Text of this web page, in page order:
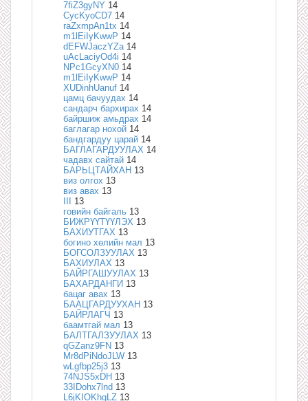
7fiZ3gyNY 14
CycKyoCD7 14
raZxmpAn1tx 14
m1lEiIyKwwP 14
dEFWJaczYZa 14
uAcLaciyOd4i 14
NPc1GcyXN0 14
m1lEiIyKwwP 14
XUDinhUanuf 14
цамц бачуудах 14
сандарч бархирах 14
байршиж амьдрах 14
баглагар нохой 14
бандгардуу царай 14
БАГЛАГАРДУУЛАХ 14
чадавх сайтай 14
БАРЬЦТАЙХАН 13
виз олгох 13
виз авах 13
III 13
говийн байгаль 13
БИЖРҮҮТҮҮЛЭХ 13
БАХИУТГАХ 13
богино хөлийн мал 13
БОГСОЛЗУУЛАХ 13
БАХИУЛАХ 13
БАЙРГАШУУЛАХ 13
БАХАРДАНГИ 13
бацаг авах 13
БААЦГАРДУУХАН 13
БАЙРЛАГЧ 13
баамтгай мал 13
БАЛТГАЛЗУУЛАХ 13
qGZanz9FN 13
Mr8dPiNdoJLW 13
wLgfbp25j3 13
74NJS5xDH 13
33IDohx7lnd 13
L6jKIOKhqLZ 13